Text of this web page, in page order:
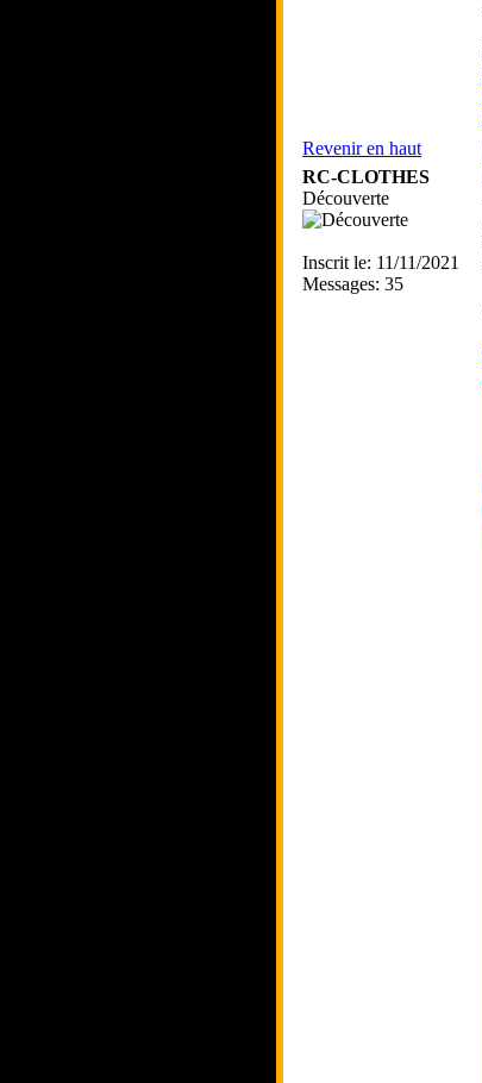
Revenir en haut
RC-CLOTHES
Découverte
Inscrit le: 11/11/2021
Messages: 35